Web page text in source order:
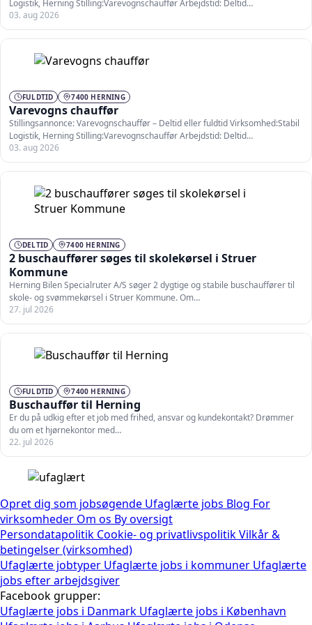
Logistik, Herning Stilling:Varevognschauffør Arbejdstid: Deltid
Fuldtid(Arbejdstid og vagter aftales nærmere med…
03. aug 2026
FULDTID 7400 HERNING
Varevogns chauffør
Stillingsannonce: Varevognschauffør – Deltid eller fuldtid Virksomhed:Stabil
Logistik, Herning Stilling:Varevognschauffør Arbejdstid: Deltid
Fuldtid(Arbejdstid og vagter aftales nærmere med…
03. aug 2026
DELTID 7400 HERNING
2 buschauffører søges til skolekørsel i Struer
Kommune
Herning Bilen Specialruter A/S søger 2 dygtige og stabile buschauffører til
skole- og svømmekørsel i Struer Kommune. Om…
27. jul 2026
FULDTID 7400 HERNING
Buschauffør til Herning
Er du på udkig efter et job med frihed, ansvar og kundekontakt? Drømmer
du om et hjørnekontor med…
22. jul 2026
Opret dig som jobsøgende Ufaglærte jobs Blog For
virksomheder Om os By oversigt
Persondatapolitik Cookie- og privatlivspolitikVilkår &
betingelser (virksomhed)
Ufaglærte jobtyper Ufaglærte jobs i kommuner Ufaglærte
jobs efter arbejdsgiver
Facebook grupper:
Ufaglærte jobs i Danmark Ufaglærte jobs i København